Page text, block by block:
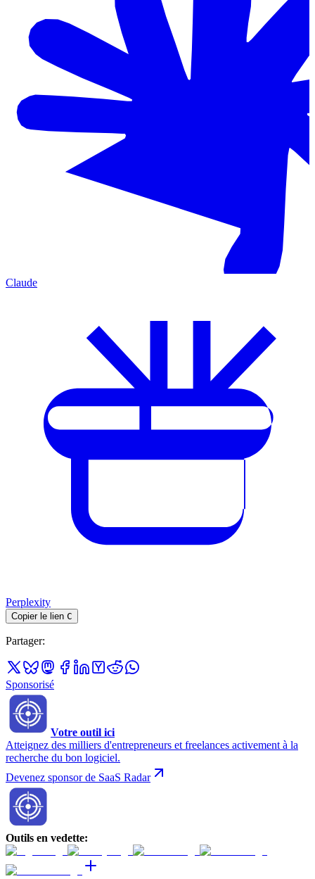
Claude
Perplexity
Copier le lien C
Partager:
Sponsorisé
Votre outil ici
Atteignez des milliers d'entrepreneurs et freelances activement à la
recherche du bon logiciel.
Devenez sponsor de SaaS Radar
Outils en vedette: